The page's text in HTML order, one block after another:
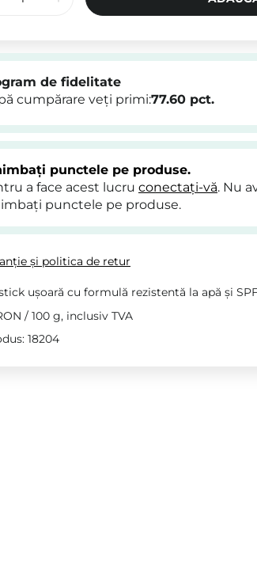
de fidelitate
cumpărare veți primi:77.60 pct.
punctele pe produse.
a face acest lucru conectați-vă. Nu
punctele pe produse.
și politica de retur
ușoară cu formulă rezistentă la apă și SPF
/ 100 g, inclusiv TVA
18204